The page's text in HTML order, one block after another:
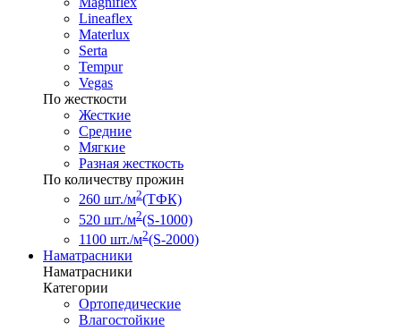
Lineaflex
Materlux
Serta
Tempur
Vegas
По жесткости
Жесткие
Средние
Мягкие
Разная жесткость
По количеству прожин
260 шт./м2(ТФК)
520 шт./м2(S-1000)
1100 шт./м2(S-2000)
Наматрасники
Наматрасники
Категории
Ортопедические
Влагостойкие